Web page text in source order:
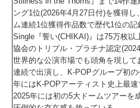
ング1位(2026年4月27日付)を獲得
ム連続1位獲得作品数で歴代1位の
Single『誓い(CHIKAI)』は75万枚以
協会のトリプル・プラチナ認定
世界的な公演市場でも頭角を現し
連続で出演し、K-POPグループ初
年にはK-POPアーティスト史上最速
2025年には初の5大ドームツアーを